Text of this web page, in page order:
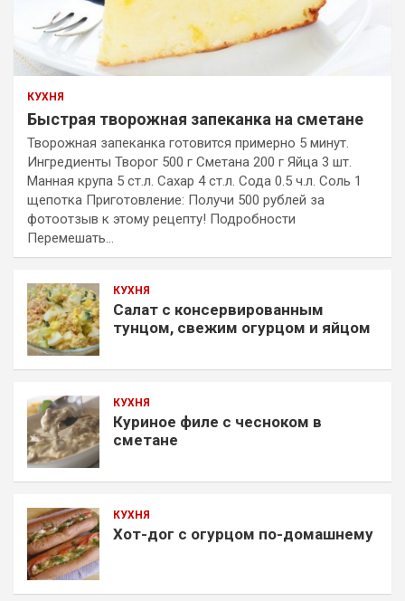
КУХНЯ
Быстрая творожная запеканка на сметане
Творожная запеканка готовится примерно 5 минут.
Ингредиенты Творог 500 г Сметана 200 г Яйца 3 шт.
Манная крупа 5 ст.л. Сахар 4 ст.л. Сода 0.5 ч.л. Соль 1
щепотка Приготовление: Получи 500 рублей за
фотоотзыв к этому рецепту! Подробности
Перемешать…
КУХНЯ
Салат с консервированным
тунцом, свежим огурцом и яйцом
КУХНЯ
Куриное филе с чесноком в
сметане
КУХНЯ
Хот-дог с огурцом по-домашнему